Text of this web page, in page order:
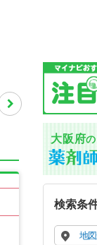
大阪府の
検索条
地